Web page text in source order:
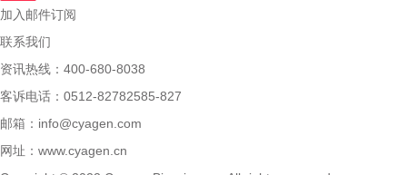
加入邮件订阅
联系我们
资讯热线：400-680-8038
客诉电话：0512-82782585-827
邮箱： info@cyagen.com
网址： www.cyagen.cn